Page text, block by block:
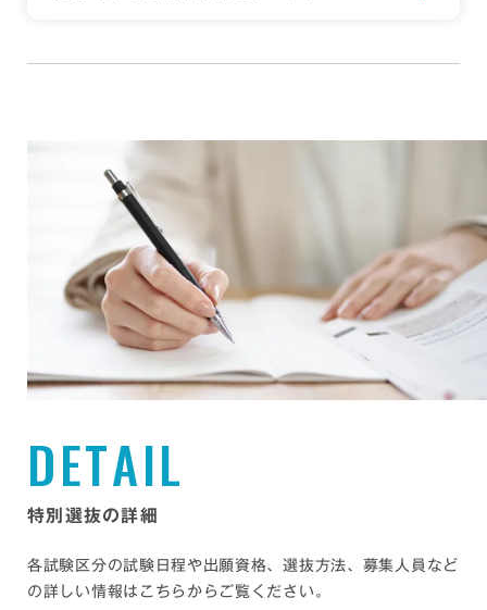
DETAIL
特別選抜の詳細
各試験区分の試験日程や出願資格、選抜方法、募集人員など
の詳しい情報はこちらからご覧ください。